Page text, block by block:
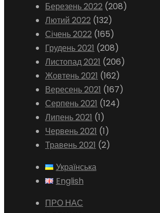
Березень 2022 (208)
Лютий 2022 (132)
Січень 2022 (165)
Грудень 2021 (208)
Листопад 2021 (206)
Жовтень 2021 (162)
Вересень 2021 (167)
Серпень 2021 (124)
Липень 2021 (1)
Червень 2021 (1)
Травень 2021 (2)
Українська
English
ПРО НАС